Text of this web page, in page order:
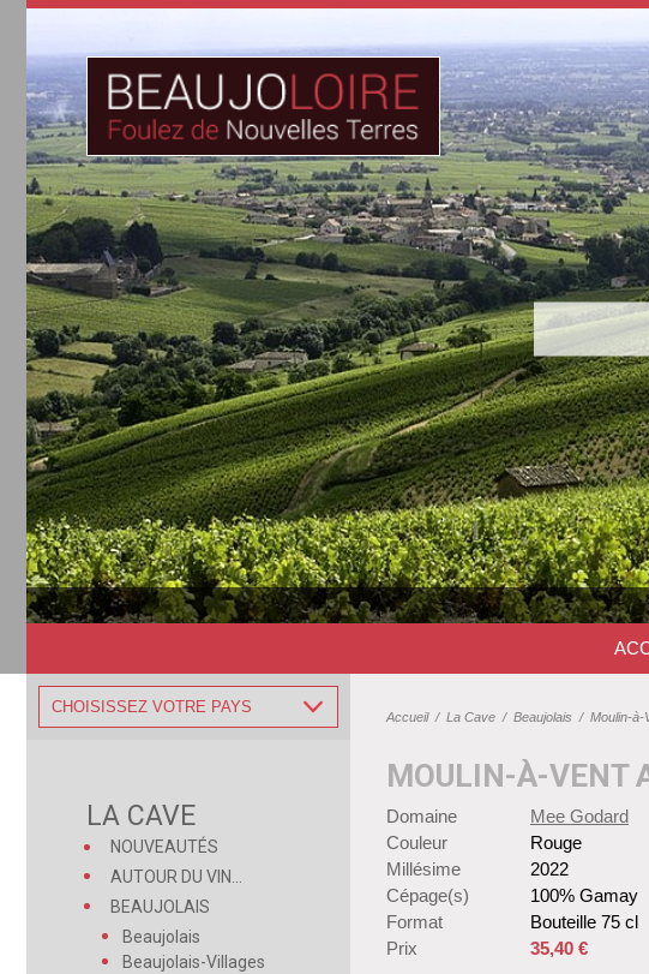
CHOISISSEZ VOTRE PAYS
LA CAVE
NOUVEAUTÉS
AUTOUR DU VIN...
BEAUJOLAIS
Beaujolais
Beaujolais-Villages
Accueil/ La Cave / Beaujolais / Moulin-à-
MOULIN-À-VENT
Domaine
Mee Godard
Couleur
Rouge
Millésime
2022
Cépage(s)
100% Gamay
Format
Bouteille 75 cl
Prix
35,40 €